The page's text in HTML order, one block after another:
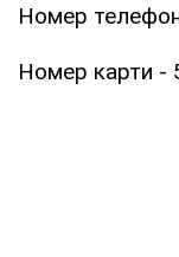
Номер
Номер карти -